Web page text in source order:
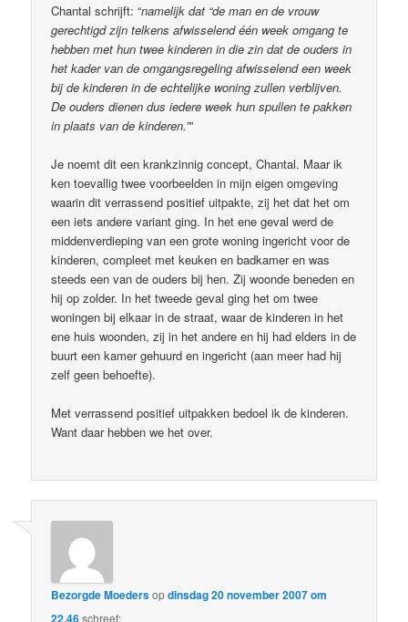
Chantal schrijft: “namelijk dat “de man en de vrouw
gerechtigd zijn telkens afwisselend één week omgang te
hebben met hun twee kinderen in die zin dat de ouders in
het kader van de omgangsregeling afwisselend een week
bij de kinderen in de echtelijke woning zullen verblijven.
De ouders dienen dus iedere week hun spullen te pakken
in plaats van de kinderen.””
Je noemt dit een krankzinnig concept, Chantal. Maar ik
ken toevallig twee voorbeelden in mijn eigen omgeving
waarin dit verrassend positief uitpakte, zij het dat het om
een iets andere variant ging. In het ene geval werd de
middenverdieping van een grote woning ingericht voor de
kinderen, compleet met keuken en badkamer en was
steeds een van de ouders bij hen. Zij woonde beneden en
hij op zolder. In het tweede geval ging het om twee
woningen bij elkaar in de straat, waar de kinderen in het
ene huis woonden, zij in het andere en hij had elders in de
buurt een kamer gehuurd en ingericht (aan meer had hij
zelf geen behoefte).
Met verrassend positief uitpakken bedoel ik de kinderen.
Want daar hebben we het over.
Bezorgde Moedersopdinsdag 20 november 2007 om
22.46schreef: